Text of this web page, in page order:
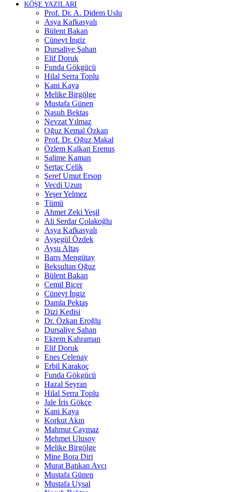
KÖŞE YAZILARI
Prof. Dr. A. Didem Uslu
Asya Kafkasyalı
Bülent Bakan
Cüneyt İngiz
Dursaliye Şahan
Elif Doruk
Funda Gökgücü
Hilal Serra Toplu
Kani Kaya
Melike Birgölge
Mustafa Günen
Nasuh Bektaş
Nevzat Yılmaz
Oğuz Kemal Özkan
Prof. Dr. Oğuz Makal
Özlem Kalkan Erenus
Salime Kaman
Sertaç Çelik
Şeref Umut Ersop
Vecdi Uzun
Yeşer Yelmez
Tümü
Ahmet Zeki Yeşil
Ali Serdar Çolakoğlu
Asya Kafkasyalı
Ayşegül Özdek
Aysu Altaş
Barış Mengütay
Beksultan Oğuz
Bülent Bakan
Cemil Biçer
Cüneyt İngiz
Damla Pektaş
Dizi Kedisi
Dr. Özkan Eroğlu
Dursaliye Şahan
Ekrem Kahraman
Elif Doruk
Enes Çelenay
Erbil Karakoç
Funda Gökgücü
Hazal Seyran
Hilal Serra Toplu
Jale İris Gökçe
Kani Kaya
Korkut Akın
Mahmut Çaymaz
Mehmet Ulusoy
Melike Birgölge
Mine Bora Diri
Murat Batıkan Avcı
Mustafa Günen
Mustafa Uysal